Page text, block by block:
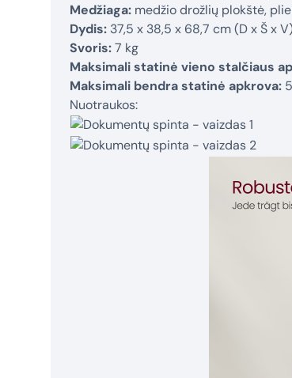
Medžiaga: medžio drožlių plokštė,
Dydis: 37,5 x 38,5 x 68,7 cm (D x Š x
Svoris:7 kg
Maksimali statinė vieno stalčiaus
Maksimali bendra statinė apkrova:
Nuotraukos: